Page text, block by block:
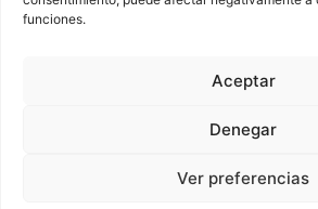
funciones.
Aceptar
Denegar
Ver preferencias
VIDEOCONFERENCIAS
POLÍTICA
CONTACTO
© FEDERACIÓN ESPAÑOLA DE